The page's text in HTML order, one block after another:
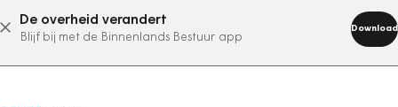
De overheid verandert
Blijf bij met de Binnenlands Bestuur app
Download
abonneer nu